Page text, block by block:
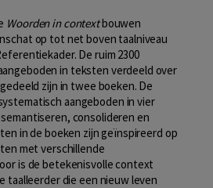
Woorden in contextbouwen
op tot net boven taalniveau
De ruim 2300
in teksten verdeeld over
zijn in twee boeken. De
aangeboden in vier
consolideren en
in de boeken zijn geïnspireerd op
met verschillende
is de betekenisvolle context
taalleerder die een nieuw leven